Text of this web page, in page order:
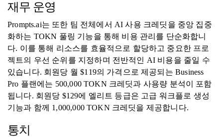
재무 운영
Prompts.ai는 또한 팀 전체에서 AI 사용 크레딧을 중앙 집중
화하는 TOKN 풀링 기능을 통해 비용 관리를 단순화합니
다. 이를 통해 리소스를 효율적으로 할당하고 중요한 프로
젝트의 우선 순위를 지정하며 전반적인 AI 비용을 줄일 수
있습니다. 회원당 월 $119의 가격으로 제공되는 Business
Pro 플랜에는 500,000 TOKN 크레딧과 사용량 분석이 포함
됩니다. 회원당 $129에 엘리트 등급은 고급 워크플로 생성
기능과 함께 1,000,000 TOKN 크레딧을 제공합니다.
통치